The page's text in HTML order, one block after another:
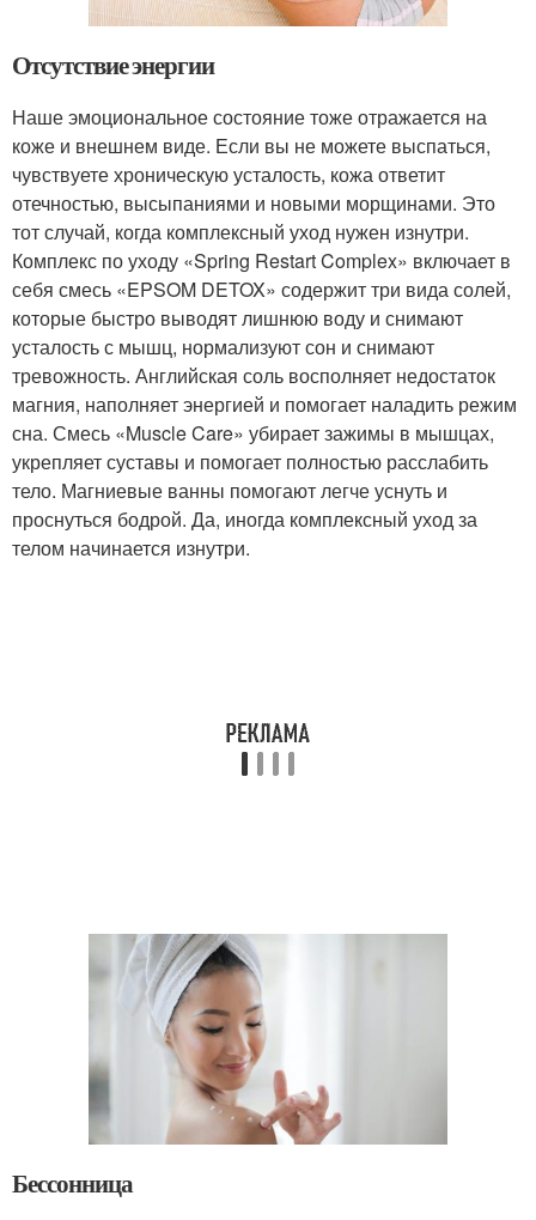
Отсутствие энергии
Наше эмоциональное состояние тоже отражается на
коже и внешнем виде. Если вы не можете выспаться,
чувствуете хроническую усталость, кожа ответит
отечностью, высыпаниями и новыми морщинами. Это
тот случай, когда комплексный уход нужен изнутри.
Комплекс по уходу «Spring Restart Complex» включает в
себя смесь «EPSOM DETOX» содержит три вида солей,
которые быстро выводят лишнюю воду и снимают
усталость с мышц, нормализуют сон и снимают
тревожность. Английская соль восполняет недостаток
магния, наполняет энергией и помогает наладить режим
сна. Смесь «Muscle Care» убирает зажимы в мышцах,
укрепляет суставы и помогает полностью расслабить
тело. Магниевые ванны помогают легче уснуть и
проснуться бодрой. Да, иногда комплексный уход за
телом начинается изнутри.
Бессонница